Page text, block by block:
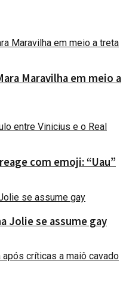
Maravilha em meio a
com emoji: “Uau”
Jolie se assume gay